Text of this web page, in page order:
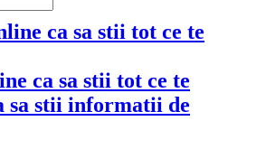
ca sa stii tot ce te
sa stii informatii de